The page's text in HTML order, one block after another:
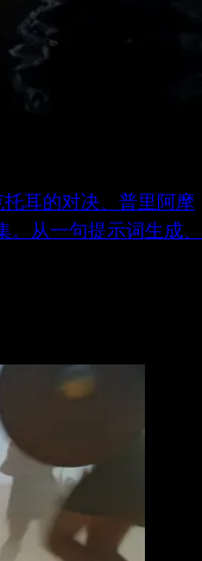
耳的对决、普里阿摩
从一句提示词生成、